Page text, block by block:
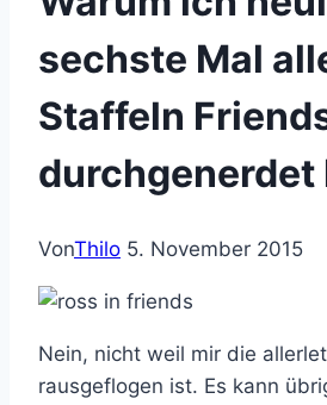
sechste Mal
Staffeln
durchgenerdet
VonThilo 5. November 2015
Nein, nicht weil mir die
rausgeflogen ist. Es kann